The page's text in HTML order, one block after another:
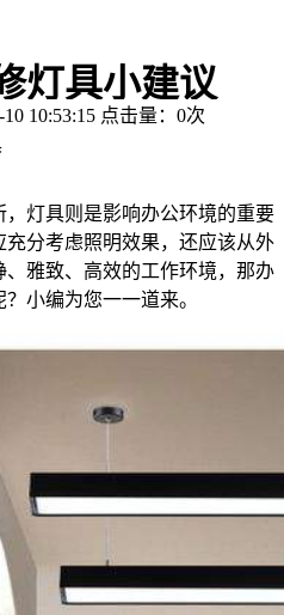
灯具小建议
10:53:15 点击量： 0次
灯具则是影响办公环境的重要
分考虑照明效果，还应该从外
雅致、高效的工作环境，那办
小编为您一一道来。